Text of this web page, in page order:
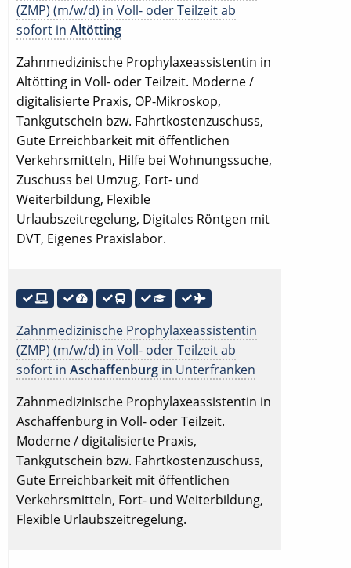
(ZMP) (m/w/d) in Voll- oder Teilzeit ab
sofort in Altötting
Zahnmedizinische Prophylaxeassistentin in
Altötting in Voll- oder Teilzeit. Moderne /
digitalisierte Praxis, OP-Mikroskop,
Tankgutschein bzw. Fahrtkostenzuschuss,
Gute Erreichbarkeit mit öffentlichen
Verkehrsmitteln, Hilfe bei Wohnungssuche,
Zuschuss bei Umzug, Fort- und
Weiterbildung, Flexible
Urlaubszeitregelung, Digitales Röntgen mit
DVT, Eigenes Praxislabor.
Zahnmedizinische Prophylaxeassistentin
(ZMP) (m/w/d) in Voll- oder Teilzeit ab
sofort in Aschaffenburg in Unterfranken
Zahnmedizinische Prophylaxeassistentin in
Aschaffenburg in Voll- oder Teilzeit.
Moderne / digitalisierte Praxis,
Tankgutschein bzw. Fahrtkostenzuschuss,
Gute Erreichbarkeit mit öffentlichen
Verkehrsmitteln, Fort- und Weiterbildung,
Flexible Urlaubszeitregelung.